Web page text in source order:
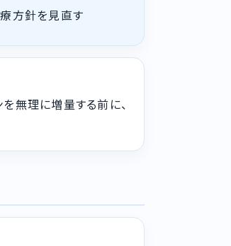
方針を見直す
無理に増量する前に、